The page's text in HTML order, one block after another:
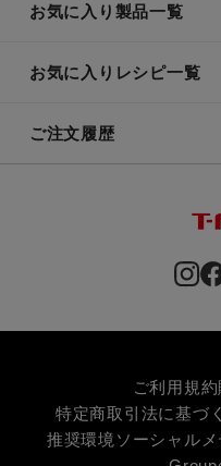
お気に入り製品一覧
お気に入りレシピ一覧
ご注文履歴
ご利用規約
特定商取引法に基づ
推奨環境 ソーシャル